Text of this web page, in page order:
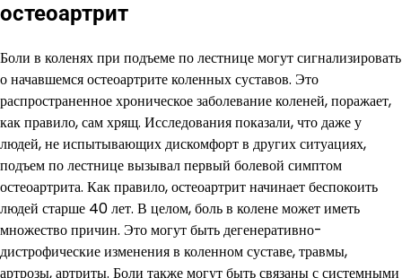
остеоартрит
Боли в коленях при подъеме по лестнице могут сигнализировать
о начавшемся остеоартрите коленных суставов. Это
распространенное хроническое заболевание коленей, поражает,
как правило, сам хрящ. Исследования показали, что даже у
людей, не испытывающих дискомфорт в других ситуациях,
подъем по лестнице вызывал первый болевой симптом
остеоартрита. Как правило, остеоартрит начинает беспокоить
людей старше 40 лет. В целом, боль в колене может иметь
множество причин. Это могут быть дегенеративно-
дистрофические изменения в коленном суставе, травмы,
артрозы, артриты. Боли также могут быть связаны с системными